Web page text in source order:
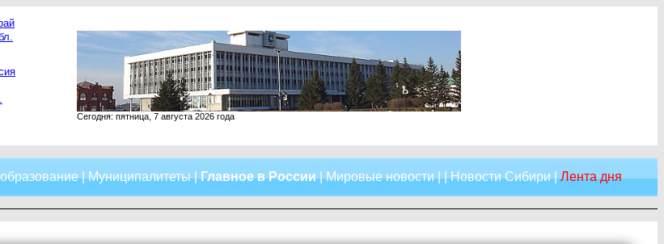
Сегодня: пятница, 7 августа 2026 года
|Муниципалитеты|Главное в России|Мировые новости| |Новости Сибири|Лента дня